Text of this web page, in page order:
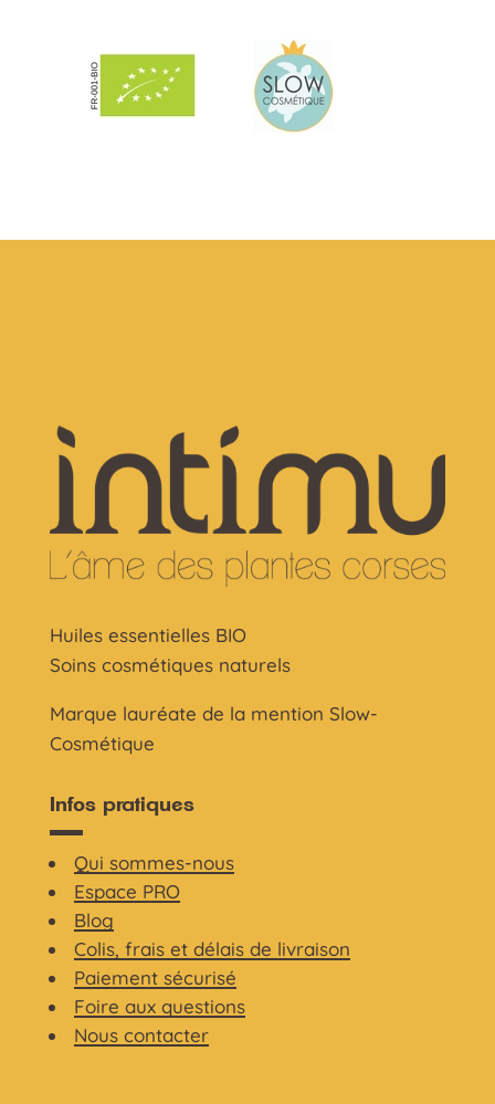
Huiles essentielles BIO
Soins cosmétiques naturels
Marque lauréate de la mention Slow-
Cosmétique
Infos pratiques
Qui sommes-nous
Espace PRO
Blog
Colis, frais et délais de livraison
Paiement sécurisé
Foire aux questions
Nous contacter